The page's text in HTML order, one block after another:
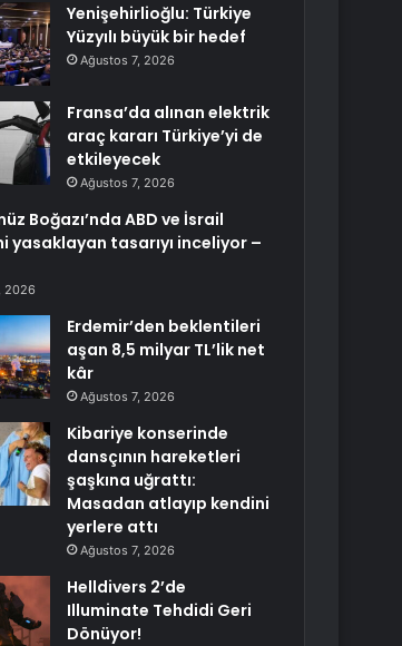
Yenişehirlioğlu: Türkiye
Yüzyılı büyük bir hedef
Ağustos 7, 2026
Fransa’da alınan elektrik
araç kararı Türkiye’yi de
etkileyecek
Ağustos 7, 2026
Boğazı’nda ABD ve İsrail
yasaklayan tasarıyı inceliyor –
2026
Erdemir’den beklentileri
aşan 8,5 milyar TL’lik net
kâr
Ağustos 7, 2026
Kibariye konserinde
dansçının hareketleri
şaşkına uğrattı:
Masadan atlayıp kendini
yerlere attı
Ağustos 7, 2026
Helldivers 2’de
Illuminate Tehdidi Geri
Dönüyor!